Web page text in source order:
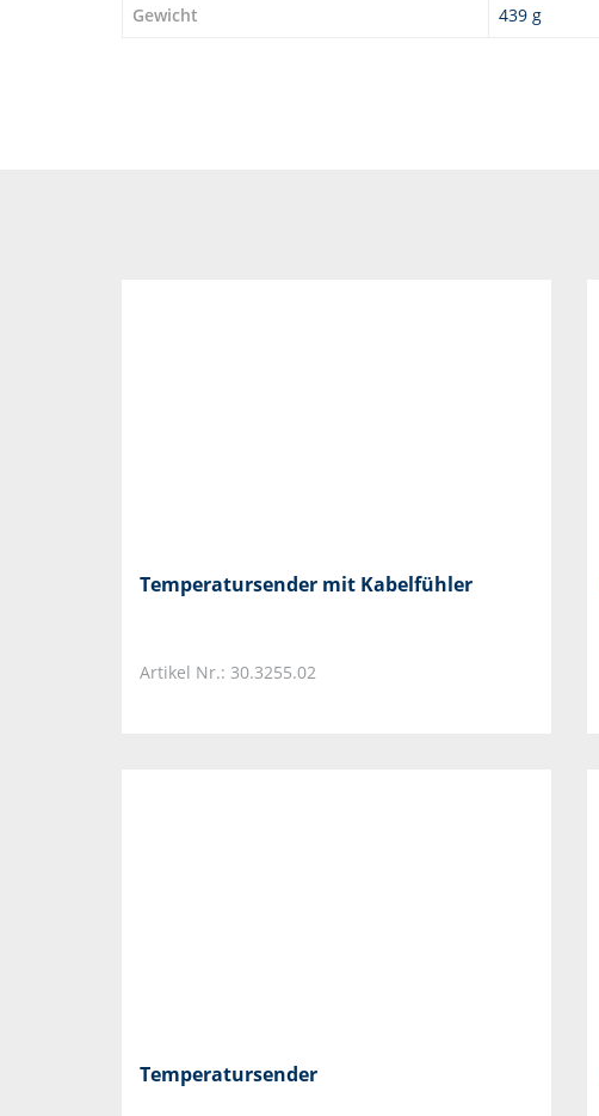
Gewicht
439 g
Temperatursender mit Kabelfühler
Artikel Nr.: 30.3255.02
Temperatursender